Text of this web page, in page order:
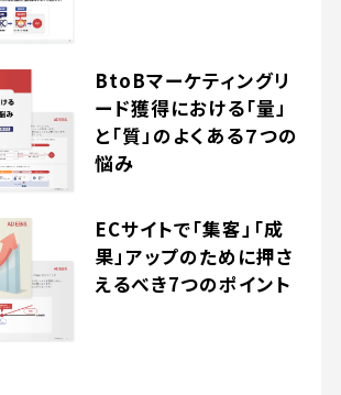
BtoBマーケティングリ
ード獲得における「量」
と「質」のよくある７つの
悩み
ECサイトで「集客」「成
果」アップのために押さ
えるべき7つのポイント